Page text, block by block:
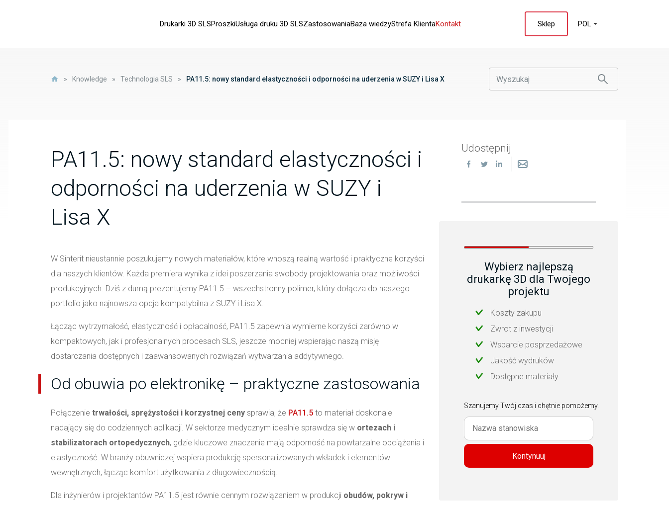
Drukarki 3D SLSProszkiUsługa druku 3D SLSZastosowaniaBaza wiedzyStrefa KlientaKontakt Sklep POL
» Knowledge » Technologia SLS » PA11.5: nowy standard elastyczności i odporności na uderzenia w SUZY i Lisa X
PA11.5: nowy standard elastyczności i
odporności na uderzenia w SUZY i
Lisa X
W Sinterit nieustannie poszukujemy nowych materiałów, które wnoszą realną wartość i praktyczne korzyści
dla naszych klientów. Każda premiera wynika z idei poszerzania swobody projektowania oraz możliwości
produkcyjnych. Dziś z dumą prezentujemy PA11.5 – wszechstronny polimer, który dołącza do naszego
portfolio jako najnowsza opcja kompatybilna z SUZY i Lisa X.
Łącząc wytrzymałość, elastyczność i opłacalność, PA11.5 zapewnia wymierne korzyści zarówno w
kompaktowych, jak i profesjonalnych procesach SLS, jeszcze mocniej wspierając naszą misję
dostarczania dostępnych i zaawansowanych rozwiązań wytwarzania addytywnego.
Od obuwia po elektronikę – praktyczne zastosowania
Połączenie trwałości, sprężystości i korzystnej ceny sprawia, że PA11.5 to materiał doskonale
nadający się do codziennych aplikacji. W sektorze medycznym idealnie sprawdza się w ortezach i
stabilizatorach ortopedycznych, gdzie kluczowe znaczenie mają odporność na powtarzalne obciążenia i
elastyczność. W branży obuwniczej wspiera produkcję spersonalizowanych wkładek i elementów
wewnętrznych, łącząc komfort użytkowania z długowiecznością.
Dla inżynierów i projektantów PA11.5 jest równie cennym rozwiązaniem w produkcji obudów, pokryw i
Udostępnij
Wybierz najlepszą
drukarkę 3D dla Twojego
projektu
Koszty zakupu
Zwrot z inwestycji
Wsparcie posprzedażowe
Jakość wydruków
Dostępne materiały
Szanujemy Twój czas i chętnie pomożemy.
Kontynuuj